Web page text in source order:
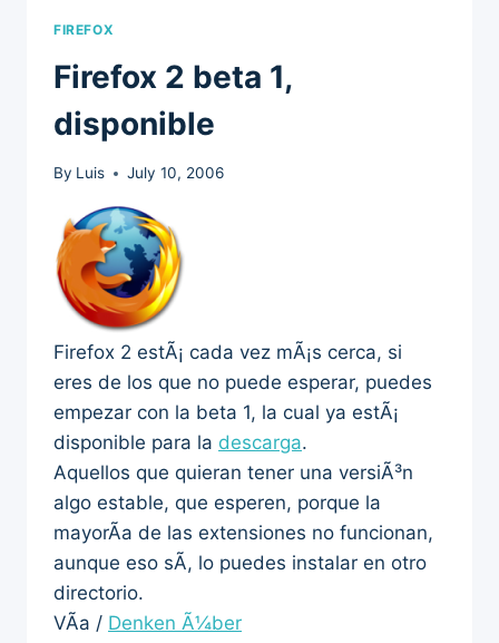
FIREFOX
Firefox 2 beta 1,
disponible
By Luis July 10, 2006
Firefox 2 estÃ¡ cada vez mÃ¡s cerca, si
eres de los que no puede esperar, puedes
empezar con la beta 1, la cual ya estÃ¡
disponible para la descarga.
Aquellos que quieran tener una versiÃ³n
algo estable, que esperen, porque la
mayorÃ­a de las extensiones no funcionan,
aunque eso sÃ­, lo puedes instalar en otro
directorio.
VÃ­a / Denken Ã¼ber